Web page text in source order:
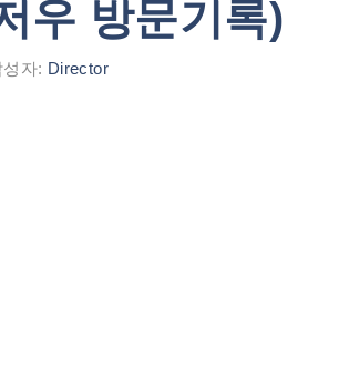
우 방문기록)
성자: Director